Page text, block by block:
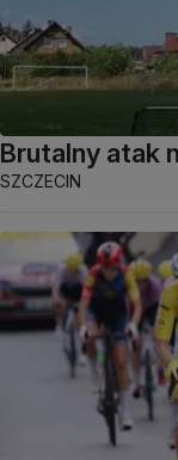
Brutalny atak
SZCZECIN